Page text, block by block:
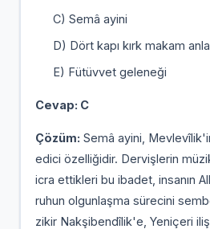
C) Semâ ayini
D) Dört kapı kırk makam
E) Fütüvvet geleneği
Cevap: C
Çözüm: Semâ ayini,
edici özelliğidir. Dervişlerin
icra ettikleri bu ibadet, insanın
ruhun olgunlaşma sürecini
zikir Nakşibendîlik'e, Yeniçeri